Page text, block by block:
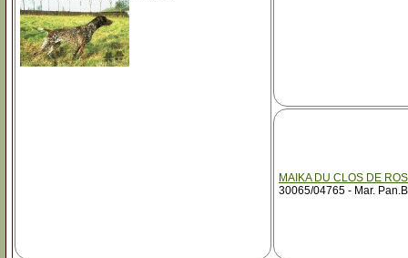
MAIKA DU CLOS DE
30065/04765 - Mar.